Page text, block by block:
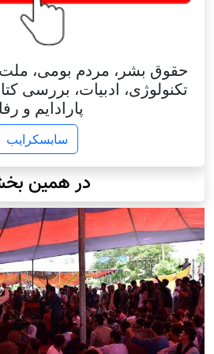
حقوق بشر، مردم بومی،
تکنولوژی، ادبیات، بررسی
پارادایم و
سابسکرایب
در همین